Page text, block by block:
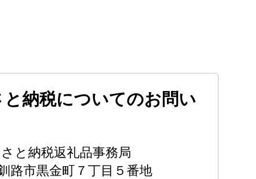
納税についてのお問い
と納税返礼品事務局
路市黒金町７丁目５番地